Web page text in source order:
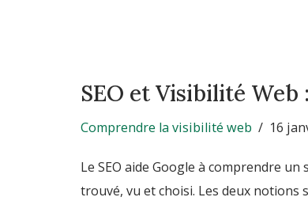
SEO et Visibilité
Comprendre la visibilité web 16
Le SEO aide Google à comprendre
trouvé, vu et choisi. Les deux notions